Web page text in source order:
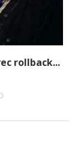
rollback...